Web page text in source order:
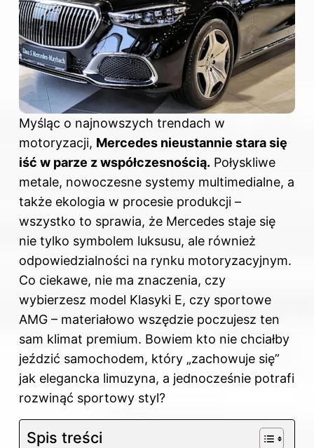
Myśląc o najnowszych trendach w
motoryzacji, Mercedes nieustannie stara się
iść w parze z współczesnością. Połyskliwe
metale, nowoczesne systemy multimedialne, a
także ekologia w procesie produkcji –
wszystko to sprawia, że Mercedes staje się
nie tylko symbolem luksusu, ale również
odpowiedzialności na rynku motoryzacyjnym.
Co ciekawe, nie ma znaczenia, czy
wybierzesz model Klasyki E, czy sportowe
AMG – materiałowo wszędzie poczujesz ten
sam klimat premium. Bowiem kto nie chciałby
jeździć samochodem, który „zachowuje się”
jak elegancka limuzyna, a jednocześnie potrafi
rozwinąć sportowy styl?
Spis treści